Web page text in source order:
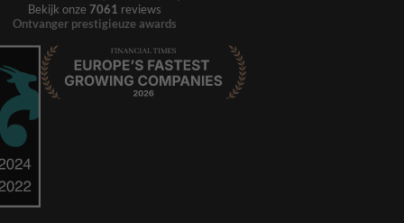
Bekijk onze 7061 reviews
Ontvanger prestigieuze awards